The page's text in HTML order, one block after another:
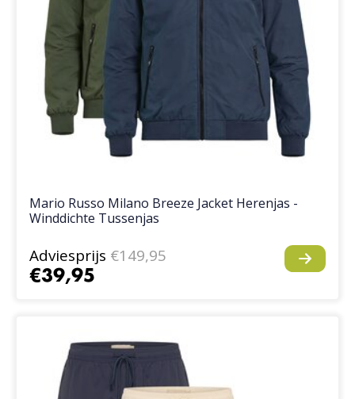
Mario Russo Milano Breeze Jacket Herenjas -
Winddichte Tussenjas
Adviesprijs €149,95
€39,95